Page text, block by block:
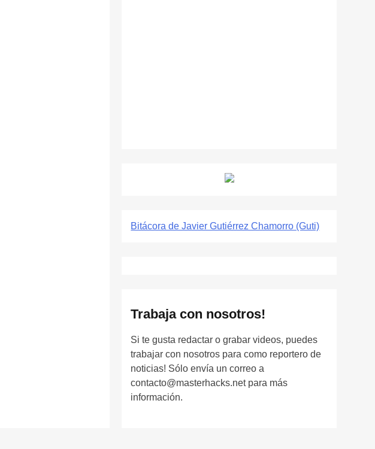
Bitácora de Javier Gutiérrez Chamorro (Guti)
Trabaja con nosotros!
Si te gusta redactar o grabar videos, puedes
trabajar con nosotros para como reportero de
noticias! Sólo envía un correo a
contacto@masterhacks.net para más
información.